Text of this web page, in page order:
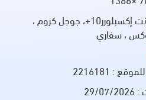
يدعم مايكروسوفت إنترنت إكسبلورر10+، جوجل كروم ،
، سفاري
للموقع : 2216181
:
29/07/2026